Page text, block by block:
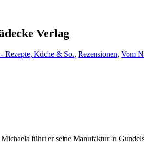
Verlag
Rezepte, Küche & So., Rezensionen, Vom
führt er seine Manufaktur in